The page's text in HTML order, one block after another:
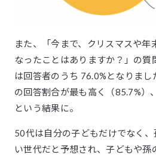
また、「今まで、クリスマスや年
なったことはありますか？」の質
は回答者のうち 76.0%となりま
の回答割合が最も高く（85.7%）
という結果に。
50代は自分の子どもだけでなく
い世代だと予想され、子どもや孫